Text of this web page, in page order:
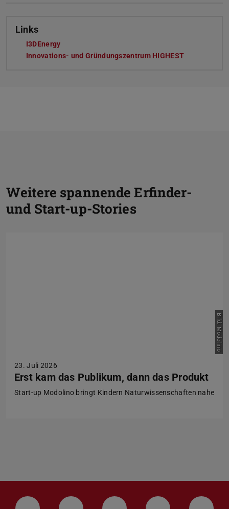
Links
I3DEnergy
Innovations- und Gründungszentrum HIGHEST
Weitere spannende Erfinder-
und Start-up-Stories
Bild: Modolino
23. Juli 2026
Erst kam das Publikum, dann das Produkt
Start-up Modolino bringt Kindern Naturwissenschaften nahe